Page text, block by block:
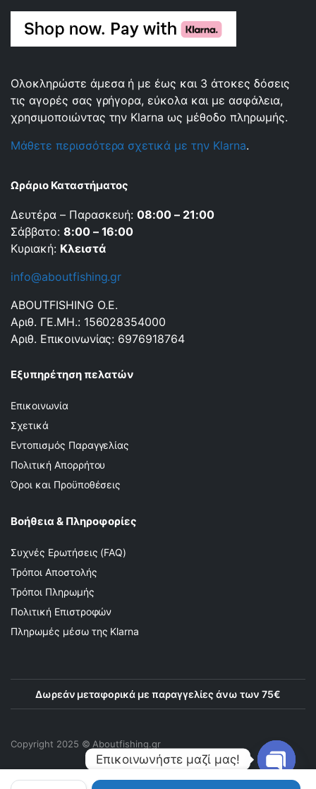
Ολοκληρώστε άμεσα ή με έως και 3 άτοκες δόσεις
τις αγορές σας γρήγορα, εύκολα και με ασφάλεια,
χρησιμοποιώντας την Klarna ως μέθοδο πληρωμής.
Μάθετε περισσότερα σχετικά με την Klarna.
Ωράριο Καταστήματος
Δευτέρα – Παρασκευή:08:00 – 21:00
Σάββατο: 8:00 – 16:00
Κυριακή: Κλειστά
info@aboutfishing.gr
ABOUTFISHING Ο.Ε.
Αριθ. ΓΕ.ΜΗ.: 156028354000
Αριθ. Επικοινωνίας: 6976918764
Εξυπηρέτηση πελατών
Επικοινωνία
Σχετικά
Εντοπισμός Παραγγελίας
Πολιτική Απορρήτου
Όροι και Προϋποθέσεις
Βοήθεια & Πληροφορίες
Συχνές Ερωτήσεις (FAQ)
Τρόποι Αποστολής
Τρόποι Πληρωμής
Πολιτική Επιστροφών
Πληρωμές μέσω της Klarna
Δωρεάν μεταφορικά με παραγγελίες άνω των 75€
Copyright 2025 © Αboutfishing.gr
Επικοινωνήστε μαζί μας!